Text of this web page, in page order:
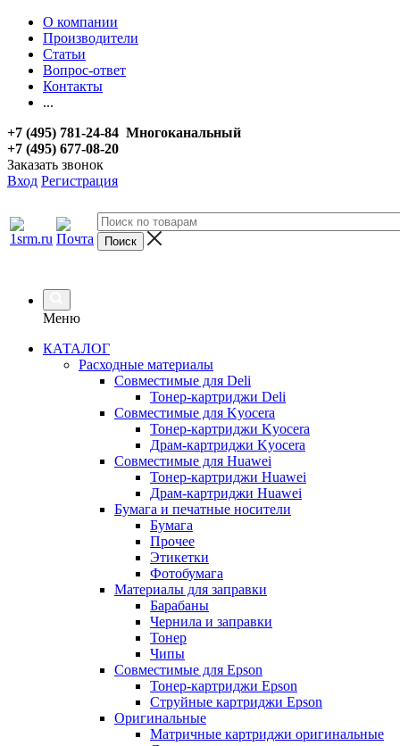
О компании
Производители
Статьи
Вопрос-ответ
Контакты
...
+7 (495) 781-24-84 Многоканальный
+7 (495) 677-08-20
Заказать звонок
Вход Регистрация
Меню
КАТАЛОГ
Расходные материалы
Совместимые для Deli
Тонер-картриджи Deli
Совместимые для Kyocera
Тонер-картриджи Kyocera
Драм-картриджи Kyocera
Совместимые для Huawei
Тонер-картриджи Huawei
Драм-картриджи Huawei
Бумага и печатные носители
Бумага
Прочее
Этикетки
Фотобумага
Материалы для заправки
Барабаны
Чернила и заправки
Тонер
Чипы
Совместимые для Epson
Тонер-картриджи Epson
Струйные картриджи Epson
Оригинальные
Матричные картриджи оригинальные